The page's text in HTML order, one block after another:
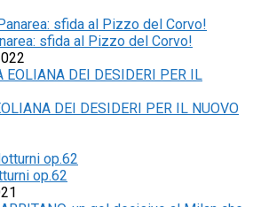
sfida al Pizzo del Corvo!
DEI DESIDERI PER IL NUOVO
op.62